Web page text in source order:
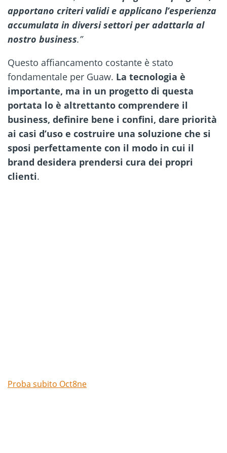
apportano criteri validi e applicano l’esperienza
accumulata in diversi settori per adattarla al
nostro business.”
Questo affiancamento costante è stato
fondamentale per Guaw. La tecnologia è
importante, ma in un progetto di questa
portata lo è altrettanto comprendere il
business, definire bene i confini, dare priorità
ai casi d’uso e costruire una soluzione che si
sposi perfettamente con il modo in cui il
brand desidera prendersi cura dei propri
clienti.
Proba subito Oct8ne